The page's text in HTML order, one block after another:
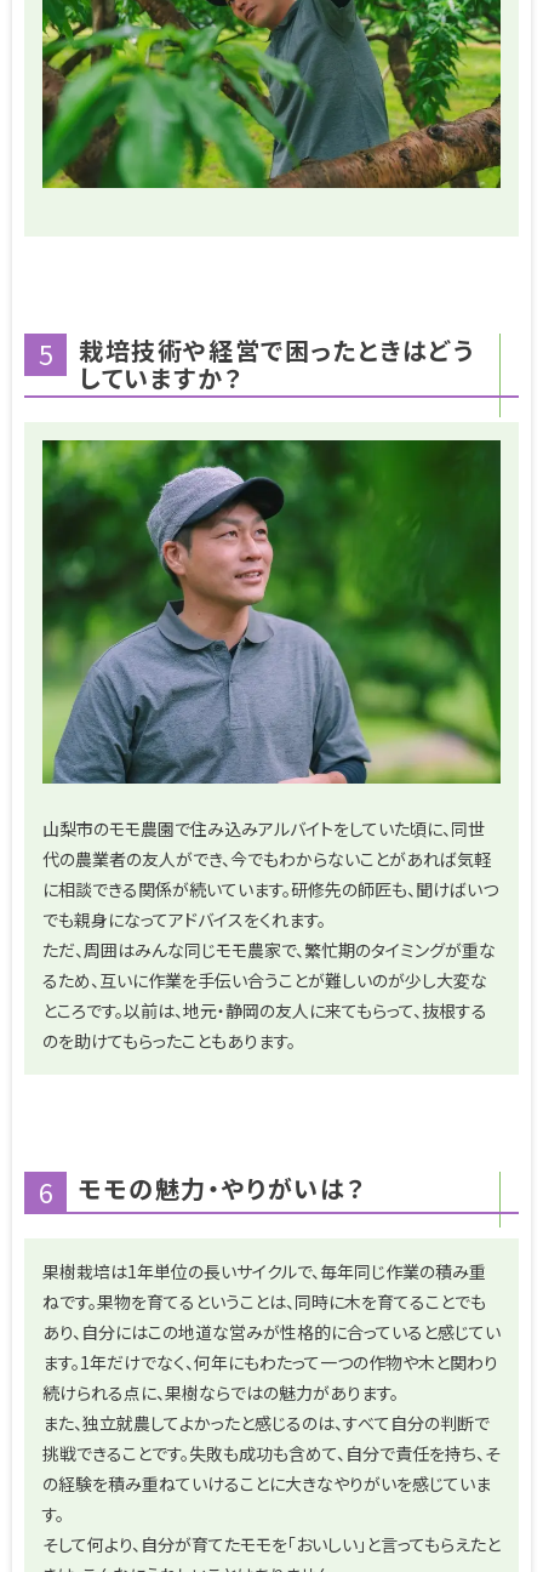
5 栽培技術や経営で困ったときはどう
していますか？
山梨市のモモ農園で住み込みアルバイトをしていた頃に、同世
代の農業者の友人ができ、今でもわからないことがあれば気軽
に相談できる関係が続いています。研修先の師匠も、聞けばいつ
でも親身になってアドバイスをくれます。
ただ、周囲はみんな同じモモ農家で、繁忙期のタイミングが重な
るため、互いに作業を手伝い合うことが難しいのが少し大変な
ところです。以前は、地元・静岡の友人に来てもらって、抜根する
のを助けてもらったこともあります。
6 モモの魅力・やりがいは？
果樹栽培は1年単位の長いサイクルで、毎年同じ作業の積み重
ねです。果物を育てるということは、同時に木を育てることでも
あり、自分にはこの地道な営みが性格的に合っていると感じてい
ます。1年だけでなく、何年にもわたって一つの作物や木と関わり
続けられる点に、果樹ならではの魅力があります。
また、独立就農してよかったと感じるのは、すべて自分の判断で
挑戦できることです。失敗も成功も含めて、自分で責任を持ち、そ
の経験を積み重ねていけることに大きなやりがいを感じていま
す。
そして何より、自分が育てたモモを「おいしい」と言ってもらえたと